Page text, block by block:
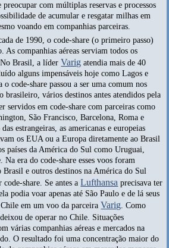
com múltiplas reservas e processos
de acumular e resgatar milhas em
voando em companhias parceiras.
de 1990, o code-share (o primeiro passo)
As companhias aéreas serviam todos os
Brasil, a líder Varig atendia mais de 40
alguns impensáveis hoje como Lagos e
code-share passou a ser uma comum nos
brasileiro, vários destinos antes atendidos pela
servidos em code-share com parceiras como
São Francisco, Barcelona, Roma e
estrangeiras, as americanas e europeias
os EUA ou a Europa diretamente ao Brasil
países da América do Sul como Uruguai,
era do code-share esses voos foram
Brasil e outros destinos na América do Sul
code-share. Se antes aLufthansa precisava ter
podia voar apenas até São Paulo e de lá seus
em um voo da parceira Varig. Como
deixou de operar no Chile. Situações
várias companhias aéreas e mercados na
O resultado foi uma concentração maior do